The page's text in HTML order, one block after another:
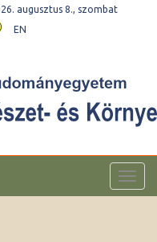
augusztus 8., szombat
EN